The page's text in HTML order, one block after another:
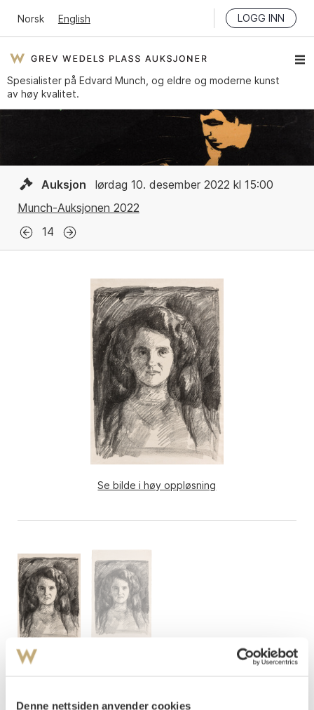
Denne nettsiden anvender cookies
Norsk English LOGG INN
Spesialister på Edvard Munch, og eldre og moderne kunst
av høy kvalitet.
Auksjon
lørdag 10. desember 2022 kl 15:00
Munch-Auksjonen 2022
14
Se bilde i høy oppløsning
Kvinneportrett (1912)